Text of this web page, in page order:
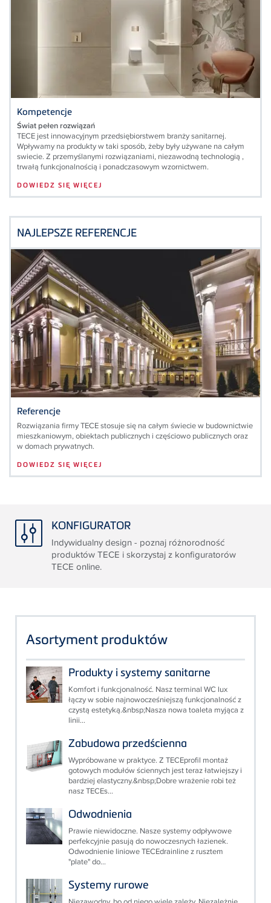
Kompetencje
Świat pełen rozwiązań
TECE jest innowacyjnym przedsiębiorstwem branży sanitarnej.
Wpływamy na produkty w taki sposób, żeby były używane na całym
swiecie. Z przemyślanymi rozwiązaniami, niezawodną technologią ,
trwałą funkcjonalnością i ponadczasowym wzornictwem.
DOWIEDZ SIĘ WIĘCEJ
NAJLEPSZE REFERENCJE
Referencje
Rozwiązania firmy TECE stosuje się na całym świecie w budownictwie
mieszkaniowym, obiektach publicznych i częściowo publicznych oraz
w domach prywatnych.
DOWIEDZ SIĘ WIĘCEJ
KONFIGURATOR
Indywidualny design - poznaj różnorodność
produktów TECE i skorzystaj z konfiguratorów
TECE online.
Asortyment produktów
Produkty i systemy sanitarne
Komfort i funkcjonalność. Nasz terminal WC lux
łączy w sobie najnowocześniejszą funkcjonalność z
czystą estetyką.&nbsp;Nasza nowa toaleta myjąca z
linii...
Zabudowa przedścienna
Wypróbowane w praktyce. Z TECEprofil montaż
gotowych modułów ściennych jest teraz łatwiejszy i
bardziej elastyczny.&nbsp;Dobre wrażenie robi też
nasz TECEs...
Odwodnienia
Prawie niewidoczne. Nasze systemy odpływowe
perfekcyjnie pasują do nowoczesnych łazienek.
Odwodnienie liniowe TECEdrainline z rusztem
"plate" do...
Systemy rurowe